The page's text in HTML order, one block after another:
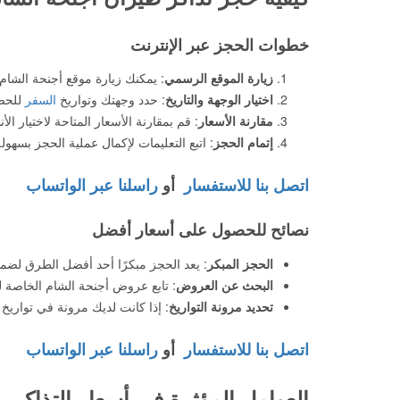
خطوات الحجز عبر الإنترنت
زيارة الموقع الرسمي: يمكنك زيارة موقع أجنحة
اختيار الوجهة والتاريخ: حدد وجهتك وتواريخ السفر
مقارنة الأسعار : قم بمقارنة الأسعار المتاحة لاختيار
إتمام الحجز : اتبع التعليمات لإكمال عملية الحجز
اتصل بنا للاستفسار أو راسلنا عبر الواتساب
نصائح للحصول على أسعار أفضل
الحجز المبكر : يعد الحجز مبكرًا أحد أفضل الطرق
البحث عن العروض: تابع عروض أجنحة الشام الخاصة
تحديد مرونة التواريخ: إذا كانت لديك مرونة في
اتصل بنا للاستفسار أو راسلنا عبر الواتساب